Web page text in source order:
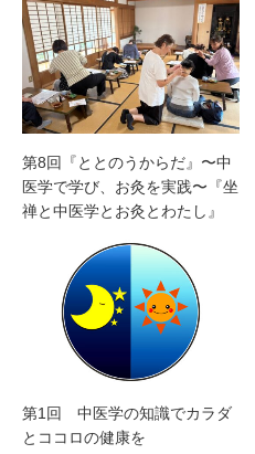
第8回『ととのうからだ』〜中
医学で学び、お灸を実践〜『坐
禅と中医学とお灸とわたし』
第1回 中医学の知識でカラダ
とココロの健康を